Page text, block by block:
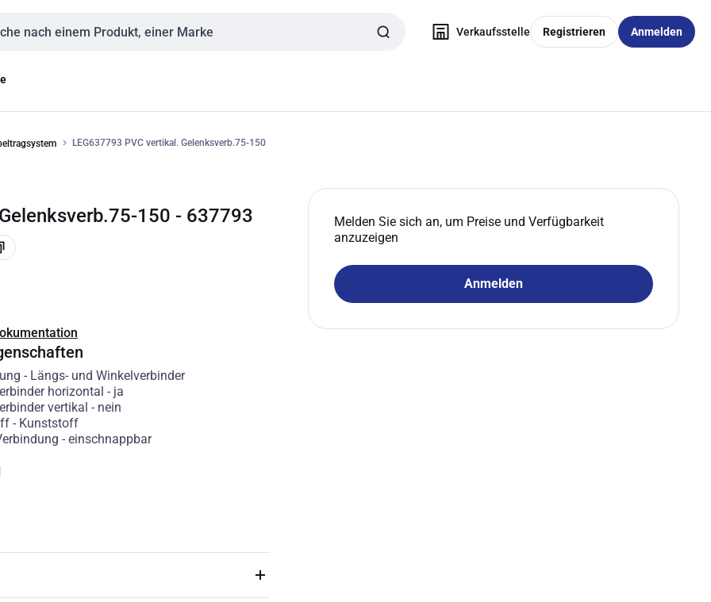
Verkaufsstelle Registrieren Anmelden
LEG637793 PVC vertikal. Gelenksverb.75-150
150 - 637793
Melden Sie sich an, um Preise und Verfügbarkeit
anzuzeigen
Anmelden
- Längs- und Winkelverbinder
horizontal - ja
vertikal - nein
- Kunststoff
- einschnappbar